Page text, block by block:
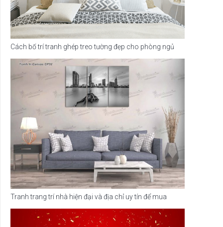
Cách bố trí tranh ghép treo tường đẹp cho phòng ngủ
Tranh trang trí nhà hiện đại và địa chỉ uy tín để mua